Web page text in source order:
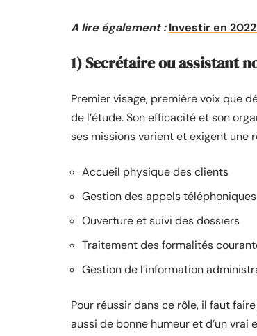
A lire également : Investir en
1) Secrétaire ou assistant
Premier visage, première voix que
de l’étude. Son efficacité et son
ses missions varient et exigent une
Accueil physique des clients
Gestion des appels
Ouverture et suivi des dossiers
Traitement des formalités
Gestion de l’information
Pour réussir dans ce rôle, il faut
aussi de bonne humeur et d’un vrai